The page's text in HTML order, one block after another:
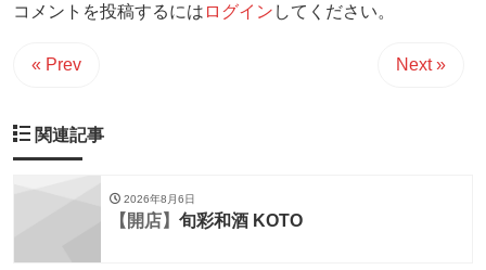
コメントを投稿するには ログイン してください。
« Prev Next »
関連記事
2026年8月6日
【開店】 旬彩和酒 KOTO